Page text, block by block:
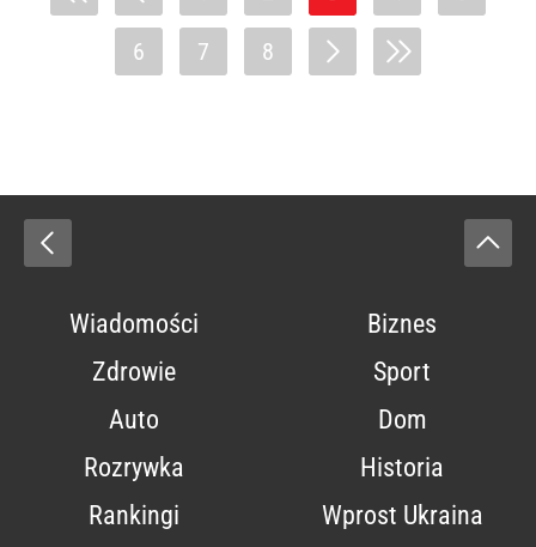
6 7 8
Wiadomości
Biznes
Zdrowie
Sport
Auto
Dom
Rozrywka
Historia
Rankingi
Wprost Ukraina